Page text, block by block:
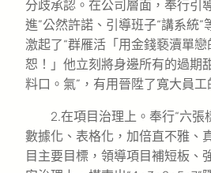
分歧承認。在公司層面，奉行引
進”公然許諾、引導班子“講系統”
激起了“群雁活「用金錢褻瀆單
恕！」他立刻將身邊所有的過期
料口。氣”，有用晉陞了寬大員工
2.在項目治理上。奉行“六張
數據化、表格化，加倍直不雅、
目主要目標，領導項目補短板、